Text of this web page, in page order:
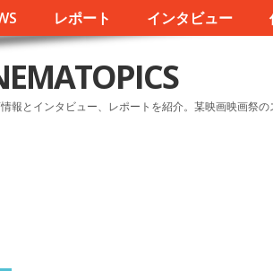
レポート インタビュー
報とインタビュー、レポートを紹介。某映画映画祭